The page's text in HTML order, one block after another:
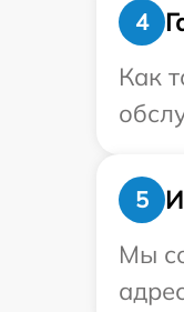
4
Как
5
Мы